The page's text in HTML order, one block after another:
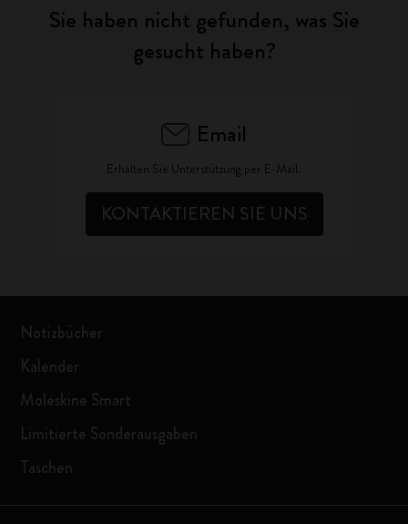
Sie haben nicht gefunden, was Sie
gesucht haben?
Email
Erhalten Sie Unterstützung per E-Mail.
KONTAKTIEREN SIE UNS
Notizbücher
Kalender
Moleskine Smart
Limitierte Sonderausgaben
Taschen